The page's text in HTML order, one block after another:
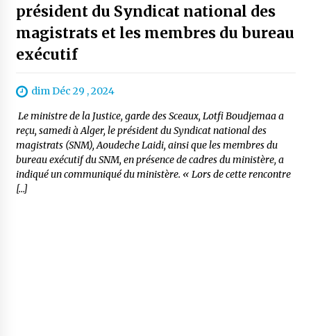
président du Syndicat national des
magistrats et les membres du bureau
exécutif
dim Déc 29 , 2024
Le ministre de la Justice, garde des Sceaux, Lotfi Boudjemaa a
reçu, samedi à Alger, le président du Syndicat national des
magistrats (SNM), Aoudeche Laidi, ainsi que les membres du
bureau exécutif du SNM, en présence de cadres du ministère, a
indiqué un communiqué du ministère. « Lors de cette rencontre
[…]